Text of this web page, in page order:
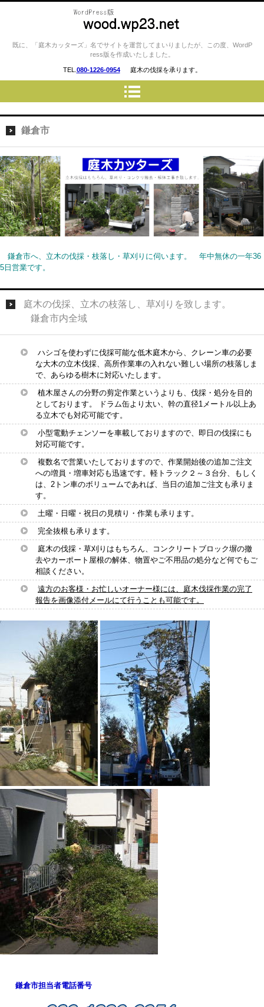
庭木カッターズ / 立木の伐採、草
刈り、コンクリート・ウッドデ
ッキの撤去、物置・プレハブ・
車庫・カーポートの解体 etc…
を承ります。 横浜市・川崎
既に、「庭木カッターズ」名でサイトを運営してまいりましたが、この度、WordP
ress版を作成いたしました。
TEL. 080-1226-0954 庭木の伐採を承ります。
鎌倉市
鎌倉市へ、立木の伐採・枝落し・草刈りに伺います。 年中無休の一年36
5日営業です。
庭木の伐採、立木の枝落し、草刈りを致します。
鎌倉市内全域
ハシゴを使わずに伐採可能な低木庭木から、クレーン車の必要
な大木の立木伐採、高所作業車の入れない難しい場所の枝落しま
で、あらゆる樹木に対応いたします。
植木屋さんの分野の剪定作業というよりも、伐採・処分を目的
としております。 ドラム缶より太い、幹の直径1メートル以上あ
る立木でも対応可能です。
小型電動チェンソーを車載しておりますので、即日の伐採にも
対応可能です。
複数名で営業いたしておりますので、作業開始後の追加ご注文
への増員・増車対応も迅速です。軽トラック２～３台分、もしく
は、2トン車のボリュームであれば、当日の追加ご注文も承りま
す。
土曜・日曜・祝日の見積り・作業も承ります。
完全抜根も承ります。
庭木の伐採・草刈りはもちろん、コンクリートブロック塀の撤
去やカーポート屋根の解体、物置やご不用品の処分など何でもご
相談ください。
遠方のお客様・お忙しいオーナー様には、庭木伐採作業の完了
報告を画像添付メールにて行うことも可能です。
鎌倉市担当者電話番号